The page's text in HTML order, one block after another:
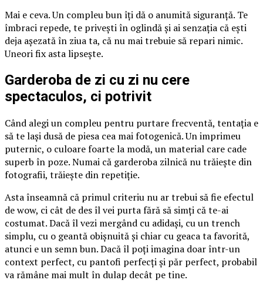
Mai e ceva. Un compleu bun îți dă o anumită siguranță. Te
îmbraci repede, te privești în oglindă și ai senzația că ești
deja așezată în ziua ta, că nu mai trebuie să repari nimic.
Uneori fix asta lipsește.
Garderoba de zi cu zi nu cere
spectaculos, ci potrivit
Când alegi un compleu pentru purtare frecventă, tentația e
să te lași dusă de piesa cea mai fotogenică. Un imprimeu
puternic, o culoare foarte la modă, un material care cade
superb în poze. Numai că garderoba zilnică nu trăiește din
fotografii, trăiește din repetiție.
Asta înseamnă că primul criteriu nu ar trebui să fie efectul
de wow, ci cât de des îl vei purta fără să simți că te-ai
costumat. Dacă îl vezi mergând cu adidași, cu un trench
simplu, cu o geantă obișnuită și chiar cu geaca ta favorită,
atunci e un semn bun. Dacă îl poți imagina doar într-un
context perfect, cu pantofi perfecți și păr perfect, probabil
va rămâne mai mult în dulap decât pe tine.